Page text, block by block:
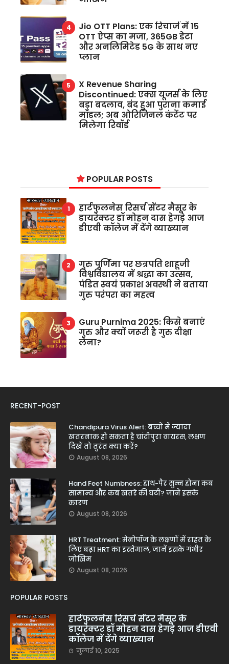
Jio OTT Plans: एक रिचार्ज में 15
OTT ऐप्स का मजा, 365GB डेटा
और अनलिमिटेड 5G के साथ नए
प्लान
X Revenue Sharing
Discontinued: एक्स यूजर्स के लिए
बड़ा बदलाव, बंद हुआ पुराना कमाई
मॉडल; अब ओरिजिनल कंटेंट पर
मिलेगा रिवॉर्ड
POPULAR POSTS
हार्टफुलनेस रिसर्च सेंटर मैसूर के
डायरेक्टर डॉ मोहन दास हेगड़े आज
डीएवी कॉलेज में देंगे व्याख्यान
गुरु पूर्णिमा पर छत्रपति शाहूजी
विश्वविद्यालय में श्रद्धा का उत्सव,
पंडित स्वयं प्रकाश अवस्थी ने बताया
गुरु परंपरा का महत्व
Guru Purnima 2025: किसे बनाएं
गुरु और क्यों जरूरी है गुरु दीक्षा
लेना?
RECENT-POST
Chandipura Virus Alert: बच्चों में ज्यादा
खतरनाक हो सकता है चांदीपुरा वायरस, लक्षण
दिखें तो तुरंत क्या करें?
August 08, 2026
Hand Feet Numbness: हाथ-पैर सुन्न होना कब
सामान्य और कब खतरे की घंटी? जानें इसके
कारण
August 08, 2026
HRT Treatment: मेनोपॉज के लक्षणों में राहत के
लिए बढ़ा HRT का इस्तेमाल, जानें इसके गंभीर
जोखिम
August 08, 2026
POPULAR POSTS
हार्टफुलनेस रिसर्च सेंटर मैसूर के
डायरेक्टर डॉ मोहन दास हेगड़े आज डीएवी
कॉलेज में देंगे व्याख्यान
जुलाई 10, 2025